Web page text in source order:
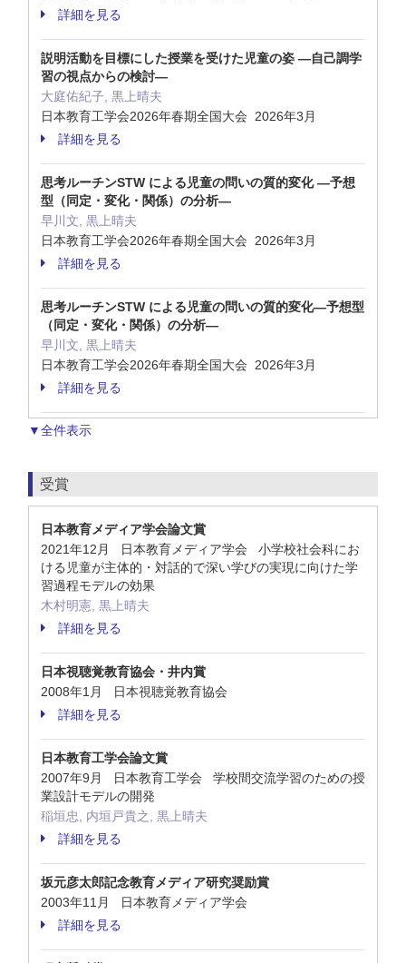
詳細を見る
説明活動を目標にした授業を受けた児童の姿 ―自己調学
習の視点からの検討―
大庭佑紀子, 黒上晴夫
日本教育工学会2026年春期全国大会 2026年3月
詳細を見る
思考ルーチンSTW による児童の問いの質的変化 ―予想
型（同定・変化・関係）の分析―
早川文, 黒上晴夫
日本教育工学会2026年春期全国大会 2026年3月
詳細を見る
思考ルーチンSTW による児童の問いの質的変化―予想型
（同定・変化・関係）の分析―
早川文, 黒上晴夫
日本教育工学会2026年春期全国大会 2026年3月
詳細を見る
▼全件表示
受賞
日本教育メディア学会論文賞
2021年12月 日本教育メディア学会 小学校社会科にお
ける児童が主体的・対話的で深い学びの実現に向けた学
習過程モデルの効果
木村明憲, 黒上晴夫
詳細を見る
日本視聴覚教育協会・井内賞
2008年1月 日本視聴覚教育協会
詳細を見る
日本教育工学会論文賞
2007年9月 日本教育工学会 学校間交流学習のための授
業設計モデルの開発
稲垣忠, 内垣戸貴之, 黒上晴夫
詳細を見る
坂元彦太郎記念教育メディア研究奨励賞
2003年11月 日本教育メディア学会
詳細を見る